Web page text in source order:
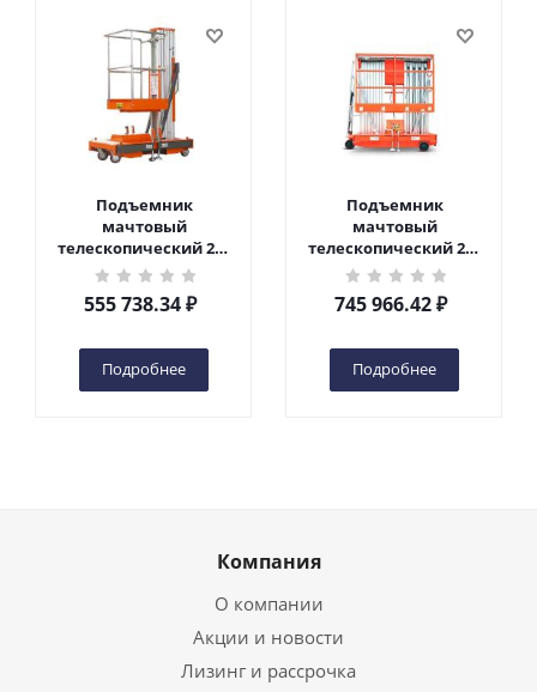
Подъемник
мачтовый
телескопический 200
кг 6 м TOR GTWY6-200S
DC 2-мачтовый
(автономный) (G) в
555 738.34₽
Подробнее
Подъемник
мачтовый
телескопический 200
кг 10 м TOR GTWY10-
200S DC 2-мачтовый
(автономный) (N) в
745 966.42₽
Подробнее
Компания
О компании
Акции и новости
Лизинг и рассрочка